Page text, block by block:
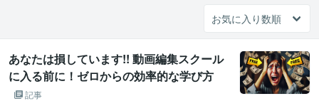
あなたは損しています!! 動画編集スクール
に入る前に！ゼロからの効率的な学び方
記事